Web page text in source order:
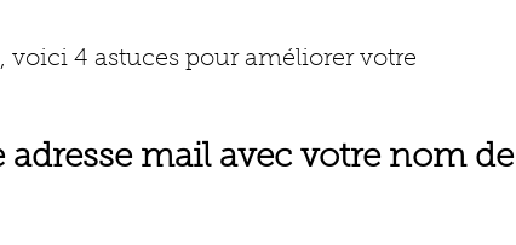
voici 4 astuces pour améliorer votre
adresse mail avec votre nom de